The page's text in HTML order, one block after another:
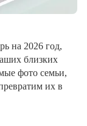
на 2026 год,
близких
фото семьи,
их в